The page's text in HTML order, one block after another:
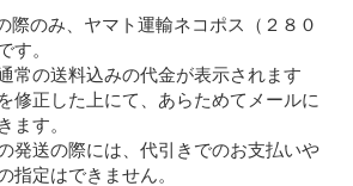
際のみ、ヤマト運輸ネコポス（２８０
す。
常の送料込みの代金が表示されます
修正した上にて、あらためてメールに
ます。
発送の際には、代引きでのお支払いや
指定はできません。